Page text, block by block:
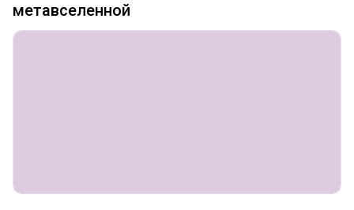
метавселенной